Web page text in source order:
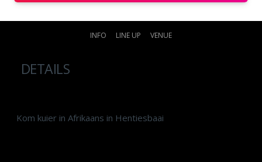
INFO LINE UP VENUE
DETAILS
Kom kuier in Afrikaans in Hentiesbaai